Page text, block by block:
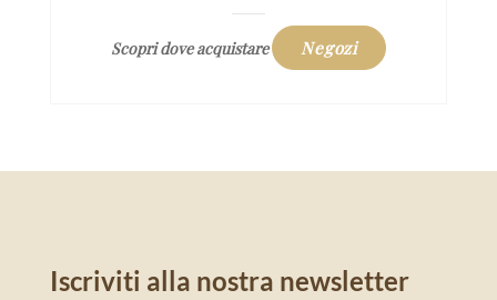
Scopri dove acquistare Negozi
Iscriviti alla nostra newsletter